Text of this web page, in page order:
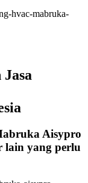
Aisypro
lain yang perlu